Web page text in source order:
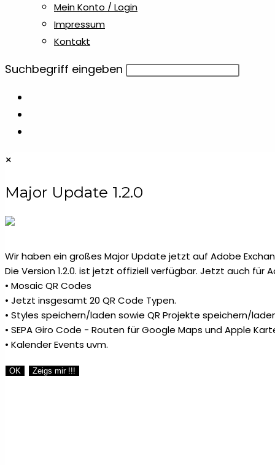
Mein Konto / Login
Impressum
Kontakt
Diese
durchsuchen
Suchbegriff eingeben
×
Major Update 1.2.0
Wir haben ein großes Major Update jetzt auf Adobe
Die Version 1.2.0. ist jetzt offiziell verfügbar. Jetzt auch für
• Mosaic QR Codes
• Jetzt insgesamt 20 QR Code Typen.
• Styles speichern/laden sowie QR Projekte speichern/
• SEPA Giro Code - Routen für Google Maps und Apple
• Kalender Events uvm.
OK Zeigs mir !!!